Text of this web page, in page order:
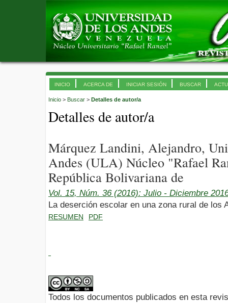
INICIO ACERCA DE INICIAR SESIÓN BUSCAR
Inicio > Buscar > Detalles de autor/a
Detalles de autor/a
Márquez Landini, Alejandro,
Andes (ULA) Núcleo "Rafael
República Bolivariana de
Vol. 15, Núm. 36 (2016): Julio - Diciembre
La deserción escolar en una zona rural de los
RESUMEN PDF
Todos los documentos publicados en esta